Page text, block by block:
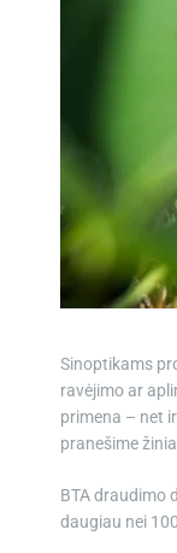
Sinoptikams
ravėjimo ar
primena – net
pranešime
BTA draudimo
daugiau nei